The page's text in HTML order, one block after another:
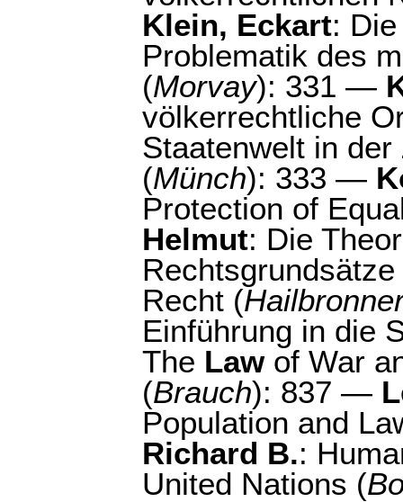
Klein, Eckart:
Problematik des
(Morvay): 331 —
völkerrechtliche
Staatenwelt in
(Münch): 333 —
Protection of
Helmut: Die
Recht (
Einführung in die
The Lawof War
(Brauch): 837 —
Population and
Richard B.:
United Nations (